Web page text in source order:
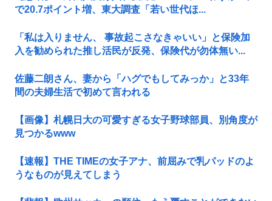
で20.7ポイント増、東大調査「若い世代ほ...
「私は入りません、 事故起こさなきゃいい」と保険加
入を勧められた推し活民が反発、保険代が勿体無い...
佐藤二朗さん、妻から「ハグでもしてみっか」と33年
間の夫婦生活で初めて言われる
【画像】札幌日大の可愛すぎる女子野球部員、別角度が
見つかるwww
【速報】THE TIMEの女子アナ、前屈みで乳パッドのよ
うなものが見えてしまう